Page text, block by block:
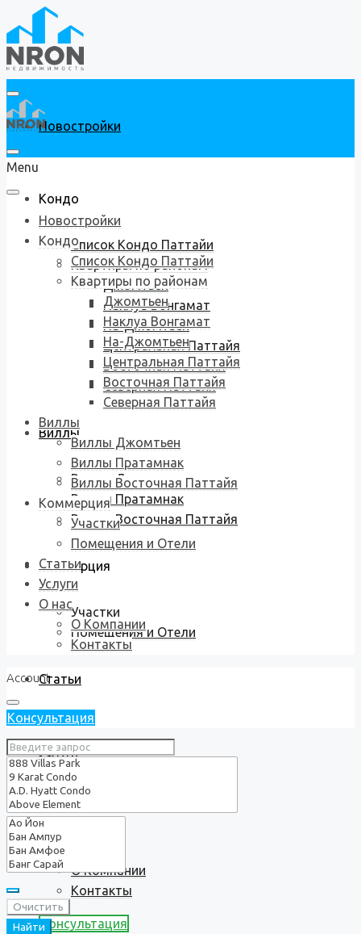
Новостройки
Кондо
Список Кондо Паттайи
Квартиры по районам
Джомтьен
Наклуа Вонгамат
На-Джомтьен
Центральная Паттайя
Восточная Паттайя
Северная Паттайя
Виллы
Виллы Джомтьен
Виллы Пратамнак
Виллы Восточная Паттайя
Коммерция
Участки
Помещения и Отели
Статьи
Услуги
О нас
О Компании
Контакты
Консультация
Menu
Новостройки
Кондо
Список Кондо Паттайи
Квартиры по районам
Джомтьен
Наклуа Вонгамат
На-Джомтьен
Центральная Паттайя
Восточная Паттайя
Северная Паттайя
Виллы
Виллы Джомтьен
Виллы Пратамнак
Виллы Восточная Паттайя
Коммерция
Участки
Помещения и Отели
Статьи
Услуги
О нас
О Компании
Контакты
Account
Консультация
Очистить
Найти